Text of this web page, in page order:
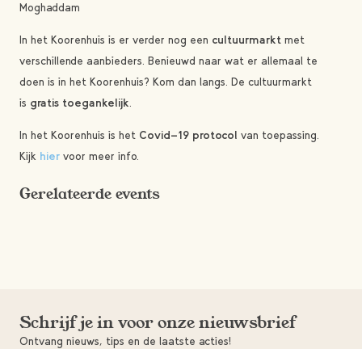
Moghaddam
In het Koorenhuis is er verder nog een cultuurmarkt met
verschillende aanbieders. Benieuwd naar wat er allemaal te
doen is in het Koorenhuis? Kom dan langs. De cultuurmarkt
is gratis toegankelijk.
In het Koorenhuis is het Covid-19 protocol van toepassing.
Kijk hier voor meer info.
Gerelateerde events
Schrijf je in voor onze nieuwsbrief
Ontvang nieuws, tips en de laatste acties!